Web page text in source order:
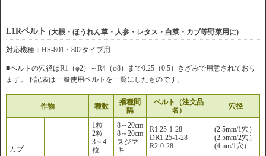
L1Rベルト (大根・ほうれん草・人参・レタス・白菜・カブ等野菜用に)
対応機種：HS-801・802タイプ用
■ベルトの穴径はR1（φ2）～R4（φ8）まで0.25（0.5）きざみで用意されており
ます。下記表は一般使用ベルトを一覧にしたものです。
作物 種数
播種間
隔
ベルト（注文品
名）
穴径
カブ
1粒
2粒
3～4
粒
8～20cm
8～20cm
スジマ
キ
R1.25-1-28
DR1.25-1-28
R2-0-28
(2.5mm/1穴）
(2.5mm/2穴）
(4mm/1穴）